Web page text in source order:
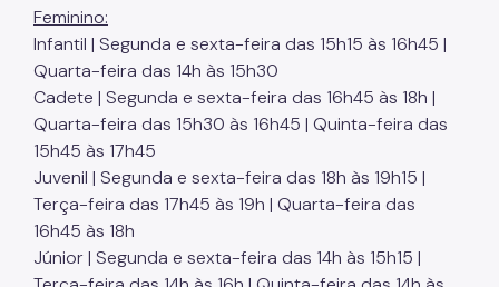
Feminino:
Infantil | Segunda e sexta-feira das 15h15 às 16h45 |
Quarta-feira das 14h às 15h30
Cadete | Segunda e sexta-feira das 16h45 às 18h |
Quarta-feira das 15h30 às 16h45 | Quinta-feira das
15h45 às 17h45
Juvenil | Segunda e sexta-feira das 18h às 19h15 |
Terça-feira das 17h45 às 19h | Quarta-feira das
16h45 às 18h
Júnior | Segunda e sexta-feira das 14h às 15h15 |